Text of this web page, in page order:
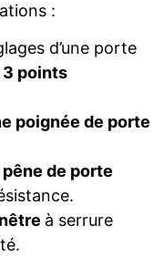
:
d’une porte
points
poignée de porte
pêne de porte
à serrure